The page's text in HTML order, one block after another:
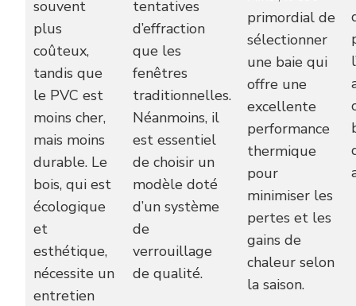
souvent
plus
coûteux,
tandis que
le PVC est
moins cher,
mais moins
durable. Le
bois, qui est
écologique
et
esthétique,
nécessite un
entretien
tentatives
d’effraction
que les
fenêtres
traditionnelles.
Néanmoins, il
est essentiel
de choisir un
modèle doté
d’un système
de
verrouillage
de qualité.
primordial de
sélectionner
une baie qui
offre une
excellente
performance
thermique
pour
minimiser les
pertes et les
gains de
chaleur selon
la saison.